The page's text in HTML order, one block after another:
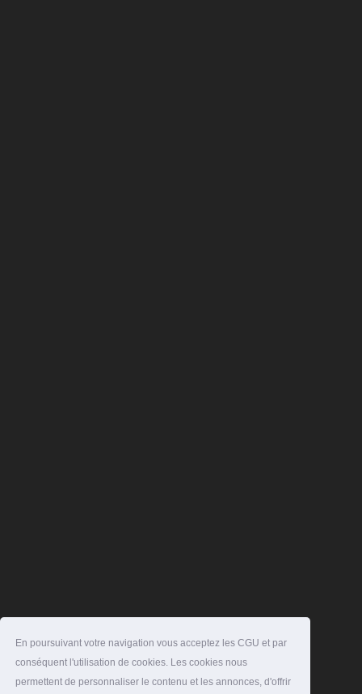
En poursuivant votre navigation vous acceptez les CGU et par
conséquent l'utilisation de cookies. Les cookies nous
permettent de personnaliser le contenu et les annonces, d'offrir